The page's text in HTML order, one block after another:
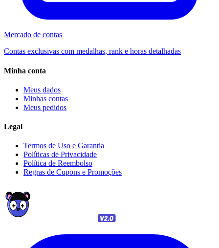
Mercado de contas
Contas exclusivas com medalhas, rank e horas detalhadas
Minha conta
Meus dados
Minhas contas
Meus pedidos
Legal
Termos de Uso e Garantia
Políticas de Privacidade
Política de Reembolso
Regras de Cupons e Promoções